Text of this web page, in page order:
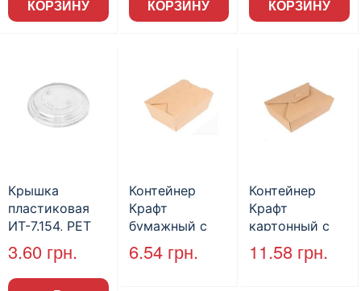
КОРЗИНУ
КОРЗИНУ
КОРЗИНУ
Крышка
пластиковая
ИТ-7.154, PET
шт (50шт/пак)
(500/ящ)
3.60 грн.
Контейнер
Крафт
бумажный с
ламинацией
160*120*60 (50
6.54 грн.
Контейнер
Крафт
картонный с
ламинацией
215*160*60 (25
11.58 грн.